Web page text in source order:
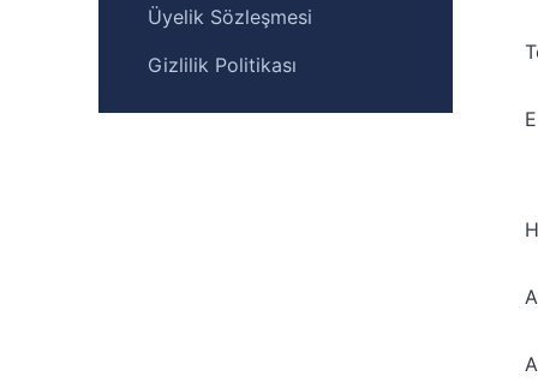
Üyelik Sözleşmesi
Gizlilik Politikası